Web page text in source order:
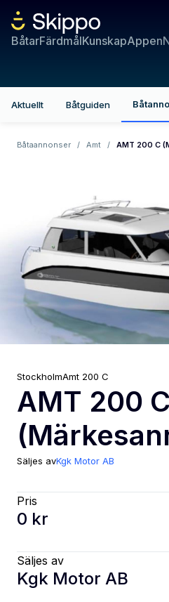
BåtarFärdmålKunskapAppen
Aktuellt Båtguiden
Båtaannonser / Amt / AMT 200 C
StockholmAmt 200 C
AMT 200 C
Säljes avKgk Motor AB
Pris
0 kr
Säljes av
Kgk Motor AB